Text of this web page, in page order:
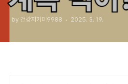
by 건강지키미9988 2025. 3. 19.